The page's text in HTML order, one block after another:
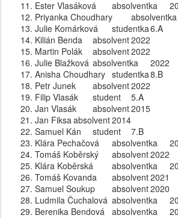
Ester Vlasáková
absolventka
Priyanka Choudhary
absolventka
Julie Komárková
studentka6.A
Kilián Benda
absolvent2022
Martin Polák
absolvent2022
Julie Blažková absolventka
2022
Anisha Choudhary studentka8.B
Petr Junek
absolvent2022
Filip Vlasák
student
5.A
Jan Vlasák
absolvent2015
Jan Fiksa absolvent2014
Samuel Kán
student
7.B
Klára Pechačová
absolventka
Tomáš Koběrský
absolvent2022
Klára Koběrská
absolventka
Tomáš Kovanda
absolvent2021
Samuel Soukup
absolvent2020
Ludmila Čuchalová absolventka
Berenika Bendová
absolventka